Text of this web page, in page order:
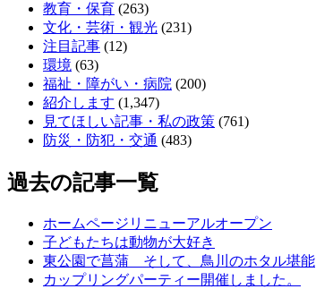
教育・保育 (263)
文化・芸術・観光 (231)
注目記事 (12)
環境 (63)
福祉・障がい・病院 (200)
紹介します (1,347)
見てほしい記事・私の政策 (761)
防災・防犯・交通 (483)
過去の記事一覧
ホームページリニューアルオープン
子どもたちは動物が大好き
東公園で菖蒲 そして、鳥川のホタル堪能
カップリングパーティー開催しました。